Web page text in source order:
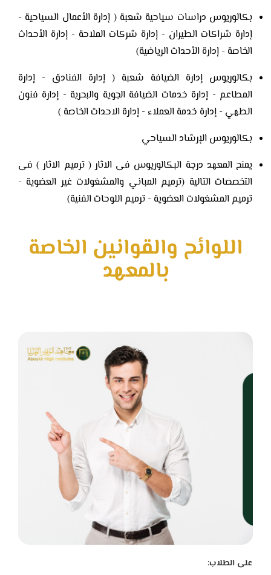
بكالوريوس دراسات سياحية شعبة ( إدارة الأعمال السياحية -
إدارة شراكات الطيران - إدارة شركات الملاحة - إدارة الأحداث
الخاصة - إدارة الأحداث الرياضية)
بكالوريوس إدارة الضيافة شعبة ( إدارة الفنادق - إدارة
المطاعم - إدارة خدمات الضيافة الجوية والبحرية - إدارة فنون
الطهي - إدارة خدمة العملاء - إدارة الاحداث الخاصة )
بكالوريوس الإرشاد السياحي
يمنح المعهد درجة البكالوريوس فى الاثار ( ترميم الاثار ) فى
التخصصات التالية (ترميم المباني والمشغولات غير العضوية -
ترميم المشغولات العضوية - ترميم اللوحات الفنية)
اللوائح والقوانين الخاصة
بالمعهد
على الطلاب: